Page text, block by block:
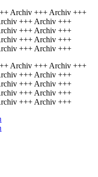
Archiv +++ Archiv +++
+++ Archiv +++
+++ Archiv +++
+++ Archiv +++
+++ Archiv +++
Archiv +++ Archiv +++
+++ Archiv +++
+++ Archiv +++
+++ Archiv +++
+++ Archiv +++